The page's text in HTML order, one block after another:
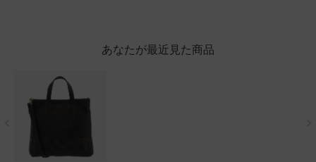
あなたが最近見た商品